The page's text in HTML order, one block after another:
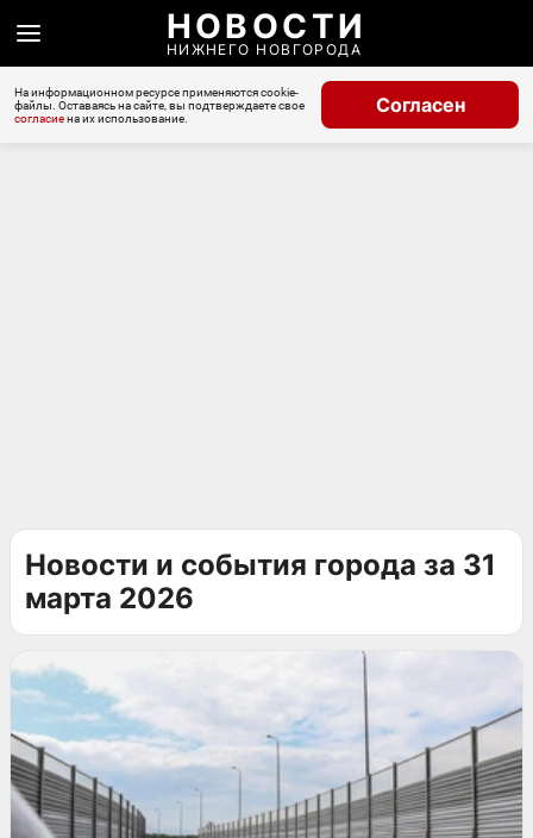
НОВОСТИ
НИЖНЕГО НОВГОРОДА
На информационном ресурсе применяются cookie-
файлы. Оставаясь на сайте, вы подтверждаете свое
согласиена их использование.
Согласен
Новости и события города за 31
марта 2026